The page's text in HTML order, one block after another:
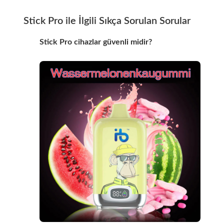
Stick Pro ile İlgili Sıkça Sorulan Sorular
Stick Pro cihazlar güvenli midir?